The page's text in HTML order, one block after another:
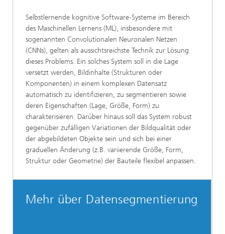
Selbstlernende kognitive Software-Systeme im Bereich
des Maschinellen Lernens (ML), insbesondere mit
sogenannten Convolutionalen Neuronalen Netzen
(CNNs), gelten als aussichtsreichste Technik zur Lösung
dieses Problems. Ein solches System soll in die Lage
versetzt werden, Bildinhalte (Strukturen oder
Komponenten) in einem komplexen Datensatz
automatisch zu identifizieren, zu segmentieren sowie
deren Eigenschaften (Lage, Größe, Form) zu
charakterisieren. Darüber hinaus soll das System robust
gegenüber zufälligen Variationen der Bildqualität oder
der abgebildeten Objekte sein und sich bei einer
graduellen Änderung (z.B. variierende Größe, Form,
Struktur oder Geometrie) der Bauteile flexibel anpassen.
Mehr über Datensegmentierung